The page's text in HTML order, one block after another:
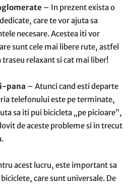
– In prezent exista o
care te vor ajuta sa
necesare. Acestea iti vor
sunt cele mai libere rute, astfel
traseu relaxant si cat mai liber!
pana – Atunci cand esti departe
telefonului este pe terminate,
sa iti pui bicicleta „pe picioare”,
de aceste probleme si in trecut
acest lucru, este important sa
care sunt universale. De